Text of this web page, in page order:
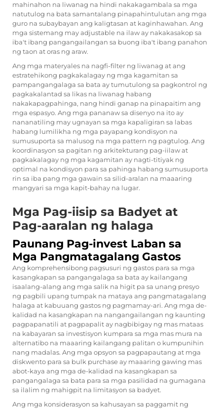
mahinahon na liwanag na hindi nakakagambala sa mga
natutulog na bata samantalang pinapahintulutan ang mga
guro na subaybayan ang kaligtasan at kaginhawahan. Ang
mga sistemang may adjustable na ilaw ay nakakasakop sa
iba't ibang pangangailangan sa buong iba't ibang panahon
ng taon at oras ng araw.
Ang mga materyales na nagfi-filter ng liwanag at ang
estratehikong pagkakalagay ng mga kagamitan sa
pampangangalaga sa bata ay tumutulong sa pagkontrol ng
pagkakalantad sa likas na liwanag habang
nakakapagpahinga, nang hindi ganap na pinapaitim ang
mga espasyo. Ang mga pananaw sa disenyo na ito ay
nananatiling may ugnayan sa mga kapaligiran sa labas
habang lumilikha ng mga payapang kondisyon na
sumusuporta sa malusog na mga pattern ng pagtulog. Ang
koordinasyon sa pagitan ng arkitekturang pag-iilaw at
pagkakalagay ng mga kagamitan ay nagti-titiyak ng
optimal na kondisyon para sa pahinga habang sumusuporta
rin sa iba pang mga gawain sa silid-aralan na maaaring
mangyari sa mga kapit-bahay na lugar.
Mga Pag-iisip sa Badyet at
Pag-aaralan ng halaga
Paunang Pag-invest Laban sa
Mga Pangmatagalang Gastos
Ang komprehensibong pagsusuri ng gastos para sa mga
kasangkapan sa pangangalaga sa bata ay kailangang
isaalang-alang ang mga salik na higit pa sa unang presyo
ng pagbili upang tumpak na mataya ang pangmatagalang
halaga at kabuuang gastos ng pagmamay-ari. Ang mga de-
kalidad na kasangkapan na nangangailangan ng kaunting
pagpapanatili at pagpapalit ay nagbibigay ng mas mataas
na kabayaran sa investisyon kumpara sa mga mas mura na
alternatibo na maaaring kailangang palitan o kumpunihin
nang madalas. Ang mga opsyon sa pagpapautang at mga
diskwento para sa bulk purchase ay maaaring gawing mas
abot-kaya ang mga de-kalidad na kasangkapan sa
pangangalaga sa bata para sa mga pasilidad na gumagana
sa ilalim ng mahigpit na limitasyon sa badyet.
Ang mga konsiderasyon sa kahusayan sa paggamit ng